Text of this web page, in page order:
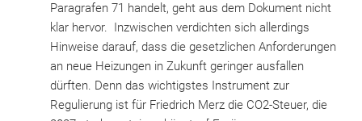
Paragrafen 71 handelt, geht aus dem Dokument nicht
klar hervor. Inzwischen verdichten sich allerdings
Hinweise darauf, dass die gesetzlichen Anforderungen
an neue Heizungen in Zukunft geringer ausfallen
dürften. Denn das wichtigstes Instrument zur
Regulierung ist für Friedrich Merz die CO2-Steuer, die